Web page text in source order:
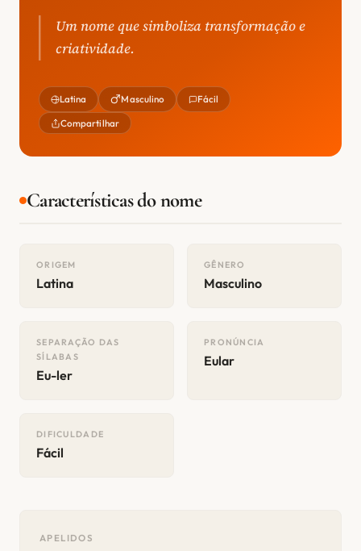
Um nome que simboliza transformação e
criatividade.
Latina Masculino Fácil
Compartilhar
Características do nome
ORIGEM
Latina
GÊNERO
Masculino
SEPARAÇÃO DAS
SÍLABAS
Eu-ler
PRONÚNCIA
Eular
DIFICULDADE
Fácil
APELIDOS